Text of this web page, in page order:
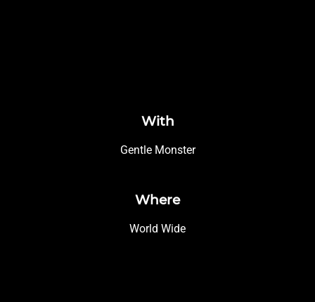
With
Gentle Monster
Where
World Wide